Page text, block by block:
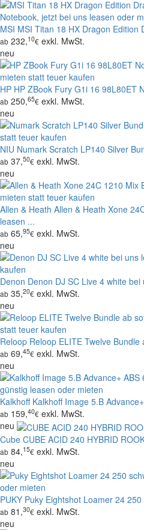
MSI MSI Titan 18 HX Dragon Edition
ab 232,10€ exkl. MwSt.
neu
HP HP ZBook Fury G1i 16 98L80ET
ab 250,65€ exkl. MwSt.
neu
NIU Numark Scratch LP140 Silver
ab 37,50€ exkl. MwSt.
neu
Allen & Heath Allen & Heath Xone
leasen ...
ab 65,95€ exkl. MwSt.
neu
Denon Denon DJ SC Live 4 white
ab 35,20€ exkl. MwSt.
neu
Reloop Reloop ELITE Twelve
ab 69,45€ exkl. MwSt.
neu
Kalkhoff Kalkhoff Image 5.B
ab 159,40€ exkl. MwSt.
neu
Cube CUBE ACID 240 HYBRID
ab 84,15€ exkl. MwSt.
neu
PUKY Puky Eightshot Loamer 24
ab 81,30€ exkl. MwSt.
neu